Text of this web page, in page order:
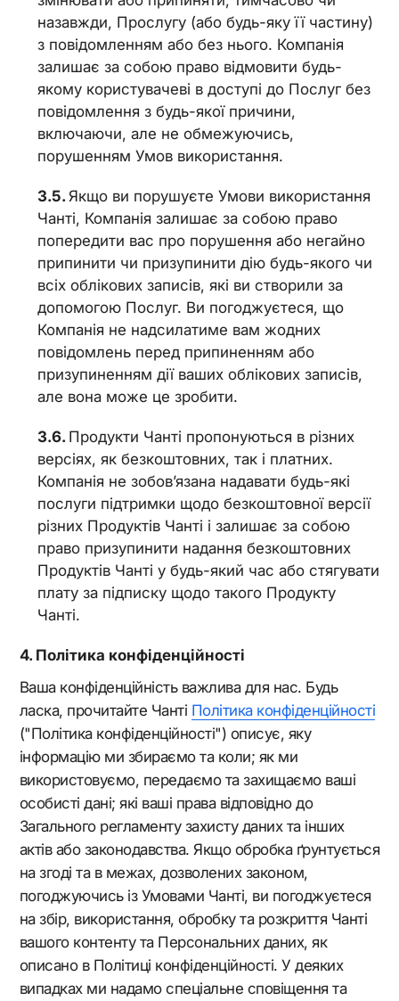
назавжди, Прослугу (або будь-яку її частину)
з повідомленням або без нього. Компанія
залишає за собою право відмовити будь-
якому користувачеві в доступі до Послуг без
повідомлення з будь-якої причини,
включаючи, але не обмежуючись,
порушенням Умов використання.
Якщо ви порушуєте Умови використання
Чанті, Компанія залишає за собою право
попередити вас про порушення або негайно
припинити чи призупинити дію будь-якого чи
всіх облікових записів, які ви створили за
допомогою Послуг. Ви погоджуєтеся, що
Компанія не надсилатиме вам жодних
повідомлень перед припиненням або
призупиненням дії ваших облікових записів,
але вона може це зробити.
Продукти Чанті пропонуються в різних
версіях, як безкоштовних, так і платних.
Компанія не зобов’язана надавати будь-які
послуги підтримки щодо безкоштовної версії
різних Продуктів Чанті і залишає за собою
право призупинити надання безкоштовних
Продуктів Чанті у будь-який час або стягувати
плату за підписку щодо такого Продукту
Чанті.
Політика конфіденційності
Ваша конфіденційність важлива для нас. Будь
ласка, прочитайте Чанті Політика конфіденційності
("Політика конфіденційності") описує, яку
інформацію ми збираємо та коли; як ми
використовуємо, передаємо та захищаємо ваші
особисті дані; які ваші права відповідно до
Загального регламенту захисту даних та інших
актів або законодавства. Якщо обробка ґрунтується
на згоді та в межах, дозволених законом,
погоджуючись із Умовами Чанті, ви погоджуєтеся
на збір, використання, обробку та розкриття Чанті
вашого контенту та Персональних даних, як
описано в Політиці конфіденційності. У деяких
випадках ми надамо спеціальне сповіщення та